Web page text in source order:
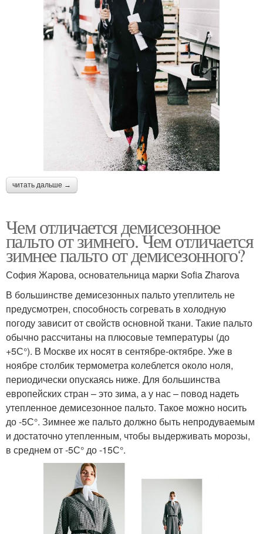
читать дальше →
Чем отличается демисезонное
пальто от зимнего. Чем отличается
зимнее пальто от демисезонного?
София Жарова, основательница марки Sofia Zharova
В большинстве демисезонных пальто утеплитель не
предусмотрен, способность согревать в холодную
погоду зависит от свойств основной ткани. Такие пальто
обычно рассчитаны на плюсовые температуры (до
+5С°). В Москве их носят в сентябре-октябре. Уже в
ноябре столбик термометра колеблется около ноля,
периодически опускаясь ниже. Для большинства
европейских стран – это зима, а у нас – повод надеть
утепленное демисезонное пальто. Такое можно носить
до -5С°. Зимнее же пальто должно быть непродуваемым
и достаточно утепленным, чтобы выдерживать морозы,
в среднем от -5С° до -15С°.